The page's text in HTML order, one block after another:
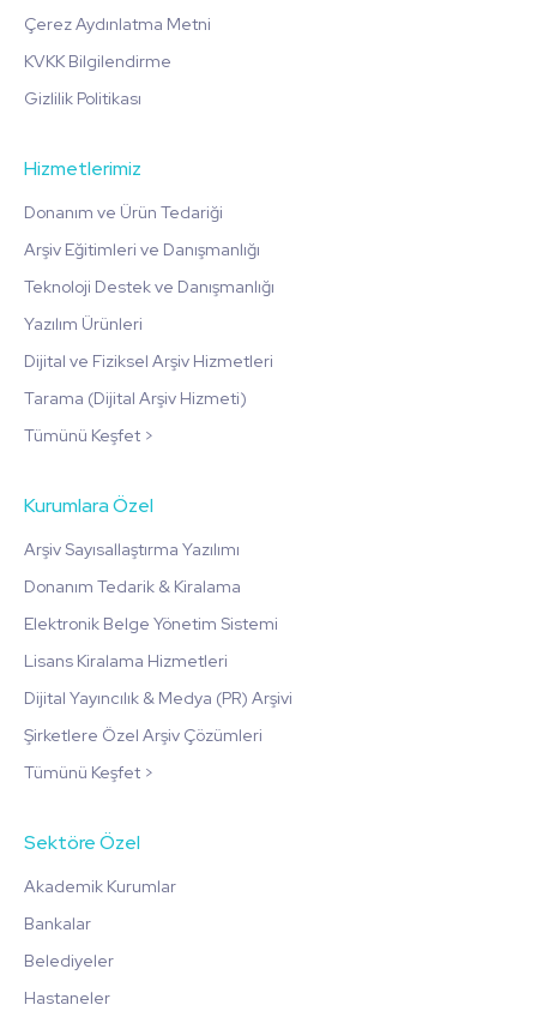
Çerez Aydınlatma Metni
KVKK Bilgilendirme
Gizlilik Politikası
Hizmetlerimiz
Donanım ve Ürün Tedariği
Arşiv Eğitimleri ve Danışmanlığı
Teknoloji Destek ve Danışmanlığı
Yazılım Ürünleri
Dijital ve Fiziksel Arşiv Hizmetleri
Tarama (Dijital Arşiv Hizmeti)
Tümünü Keşfet >
Kurumlara Özel
Arşiv Sayısallaştırma Yazılımı
Donanım Tedarik & Kiralama
Elektronik Belge Yönetim Sistemi
Lisans Kiralama Hizmetleri
Dijital Yayıncılık & Medya (PR) Arşivi
Şirketlere Özel Arşiv Çözümleri
Tümünü Keşfet >
Sektöre Özel
Akademik Kurumlar
Bankalar
Belediyeler
Hastaneler